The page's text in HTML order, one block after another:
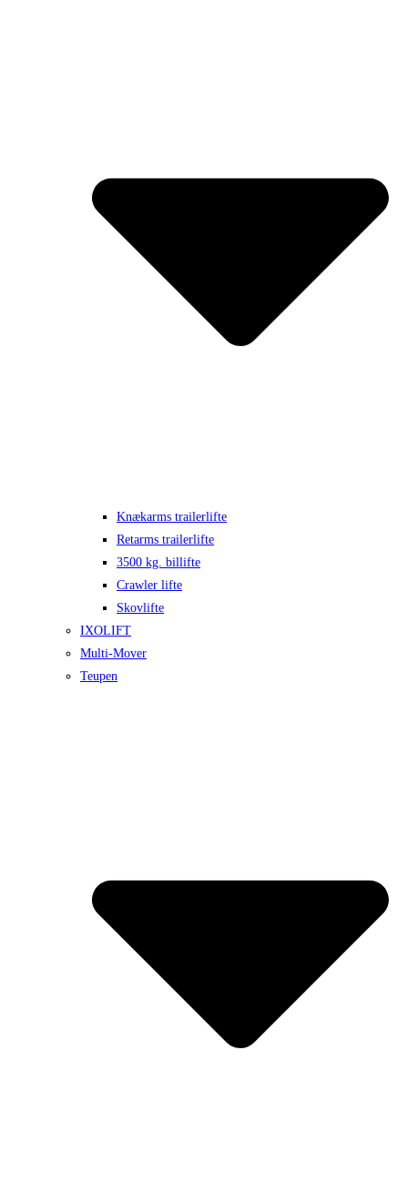
Knækarms trailerlifte
Retarms trailerlifte
3500 kg. billifte
Crawler lifte
Skovlifte
IXOLIFT
Multi-Mover
Teupen